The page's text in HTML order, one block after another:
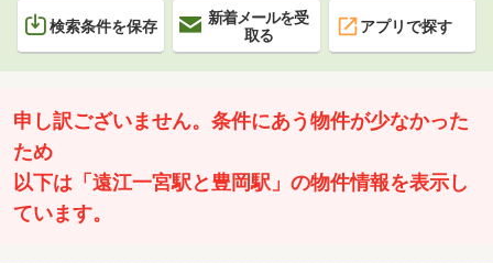
検索条件を保存
新着メールを受
取る
アプリで探す
申し訳ございません。条件にあう物件が少なかった
ため
以下は「遠江一宮駅と豊岡駅」の物件情報を表示し
ています。